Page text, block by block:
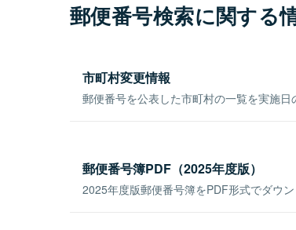
郵便番号検索に関する
市町村変更情報
郵便番号を公表した市町村の一覧を実施日
郵便番号簿PDF（2025年度版）
2025年度版郵便番号簿をPDF形式でダウン